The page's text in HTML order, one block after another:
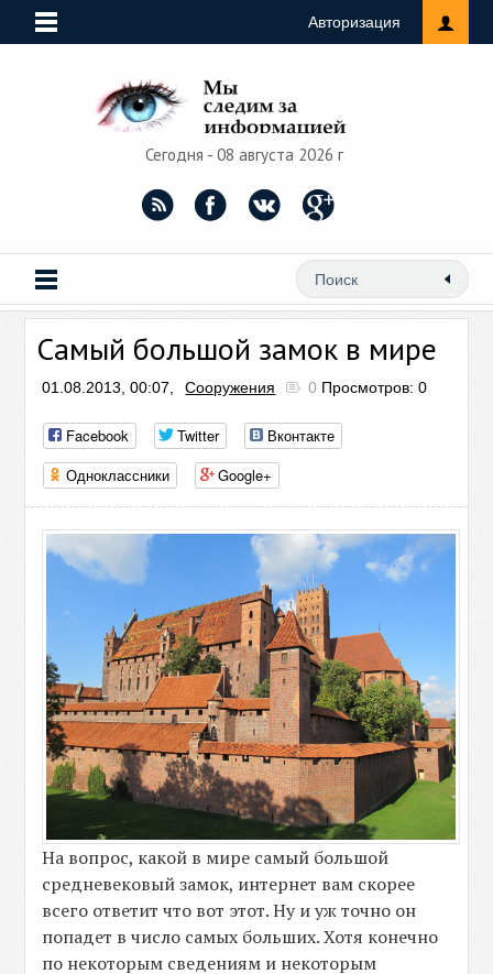
Авторизация
Сегодня - 08 августа 2026 г
Самый большой замок в мире
01.08.2013, 00:07, Сооружения 0 Просмотров: 0
Facebook Twitter
Вконтакте
Одноклассники
Google+
На вопрос, какой в мире самый большой
средневековый замок, интернет вам скорее
всего ответит что вот этот. Ну и уж точно он
попадет в число самых больших. Хотя конечно
по некоторым сведениям и некоторым